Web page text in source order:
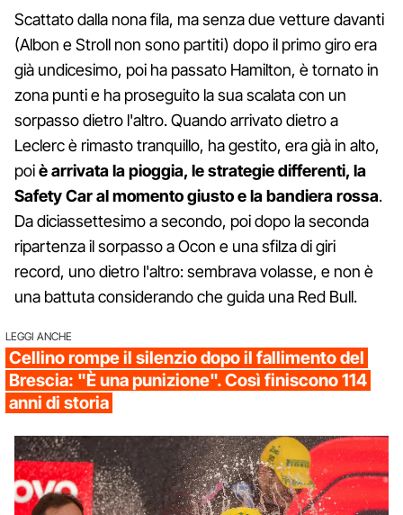
Scattato dalla nona fila, ma senza due vetture davanti
(Albon e Stroll non sono partiti) dopo il primo giro era
già undicesimo, poi ha passato Hamilton, è tornato in
zona punti e ha proseguito la sua scalata con un
sorpasso dietro l'altro. Quando arrivato dietro a
Leclerc è rimasto tranquillo, ha gestito, era già in alto,
poiè arrivata la pioggia, le strategie differenti, la
Safety Car al momento giusto e la bandiera rossa.
Da diciassettesimo a secondo, poi dopo la seconda
ripartenza il sorpasso a Ocon e una sfilza di giri
record, uno dietro l'altro: sembrava volasse, e non è
una battuta considerando che guida una Red Bull.
LEGGI ANCHE
Cellino rompe il silenzio dopo il fallimento del
Brescia: "È una punizione". Così finiscono 114
anni di storia